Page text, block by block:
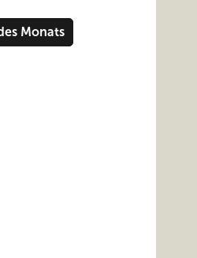
Monats